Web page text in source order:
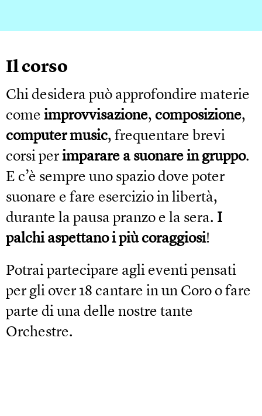
Il corso
Chi desidera può approfondire materie
comeimprovvisazione, composizione,
computer music, frequentare brevi
corsi perimparare a suonare in gruppo.
E c’è sempre uno spazio dove poter
suonare e fare esercizio in libertà,
durante la pausa pranzo e la sera. I
palchi aspettano i più coraggiosi!
Potrai partecipare agli eventi pensati
per gli over 18 cantare in un Coro o fare
parte di una delle nostre tante
Orchestre.